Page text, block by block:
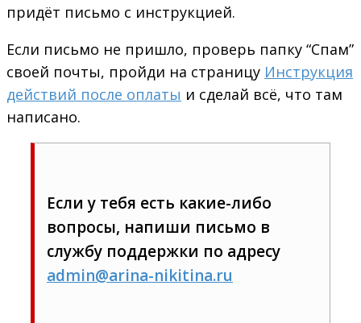
придёт письмо с инструкцией.
Если письмо не пришло, проверь папку “Спам”
своей почты, пройди на страницу Инструкция
действий после оплаты и сделай всё, что там
написано.
Если у тебя есть какие-либо
вопросы, напиши письмо в
службу поддержки по адресу
admin@arina-nikitina.ru